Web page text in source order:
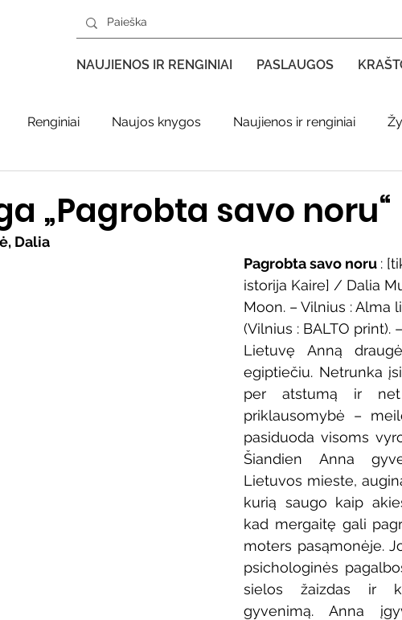
NAUJIENOS IR RENGINIAI PASLAUGOS
Renginiai Naujos knygos Naujienos ir renginiai
Garbės ženklas
Literatų klubo veikla Naujos
Kaimo bibliotekų
Žymios datos
„Pagrobta savo noru“
Dalia
Pagrobta savo noru :
istorija Kaire] / Dalia
Moon. – Vilnius : Alma
(Vilnius : BALTO print).
Lietuvę Anną
egiptiečiu. Netrunka
per atstumą ir
priklausomybė –
pasiduoda visoms
Šiandien Anna
Lietuvos mieste,
kurią saugo kaip
kad mergaitę gali
moters pasąmonėje.
psichologinės
sielos žaizdas ir
gyvenimą. Anna